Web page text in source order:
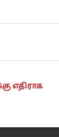
எதிராக